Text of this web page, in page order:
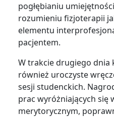
pogłębianiu
rozumieniu fizjoterapii
elementu
pacjentem.
W trakcie drugiego dnia
również uroczyste
sesji studenckich.
prac wyróżniających się
merytorycznym,